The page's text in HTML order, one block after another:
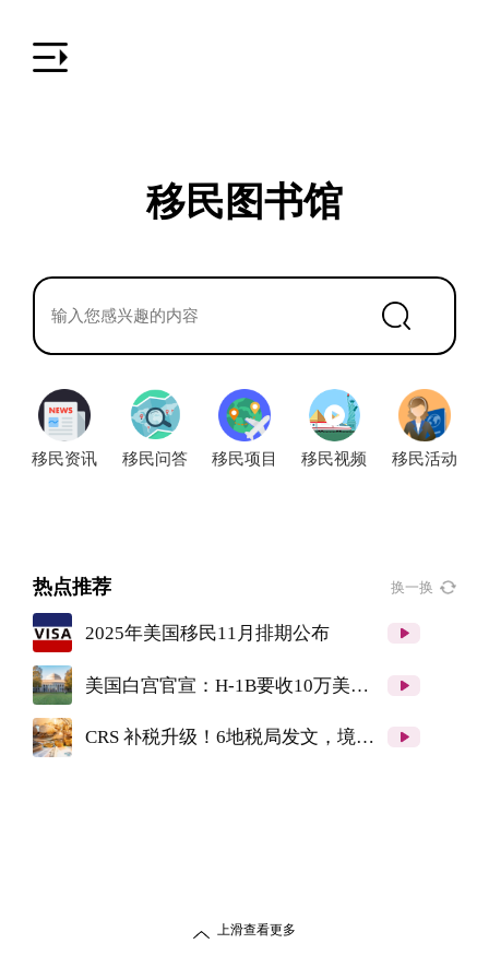
移民图书馆
移民资讯 移民问答 移民项目 移民视频 移民活动
热点推荐 换一换
2025年美国移民11月排期公布
美国白宫官宣：H-1B要收10万美元
CRS 补税升级！6地税局发文，境外
上滑查看更多